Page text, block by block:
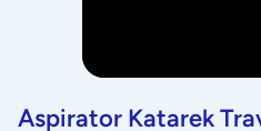
Aspirator Katarek